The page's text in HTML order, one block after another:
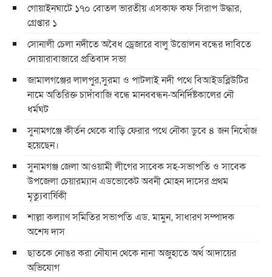
গোয়াইনঘাটে ১৭০ বোতল ভারতীয় এসকাফ কফ সিরাপ উদ্ধার,
গ্রেপ্তার ১
সোনালী চেলা নদীতে অবৈধ ড্রেজারে বালু উত্তোলন বন্ধের দাবিতে
দোয়ারাবাজারে প্রতিবাদ সভা
জামালগঞ্জের লালপুর,সুরমা ও পাটলাই নদী পথে বিআইডব্লিউটির
নামে অতিরিক্ত চাদাঁবাজি বন্ধে মানববন্ধন-অনির্দিষ্টকালের নৌ
ধর্মঘট
সুনামগঞ্জে কীর্তন থেকে বাড়ি ফেরার পথে নৌকা ডুবে ৪ জন নিখোঁজ
হয়েছেন।
সুনামগঞ্জ জেলা আওয়ামী লীগের সাবেক সহ-সভাপতি ও সাবেক
উপজেলা চেয়ারম্যান এডভোকেট অবনী মোহন দাসের প্রথম
মৃত্যুবার্ষিকী
শাল্লা কল্যাণ সমিতির সভাপতি এড. মামুন, সাধারণ সম্পাদক
অশেষ দাস
ছাতকে নোঙর করা নৌযান থেকে নানা অজুহাতে অর্থ আদায়ের
অভিযোগ